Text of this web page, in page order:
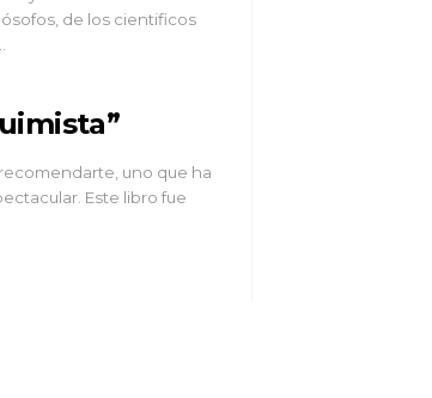
de los cientificos
uno que ha
Este libro fue